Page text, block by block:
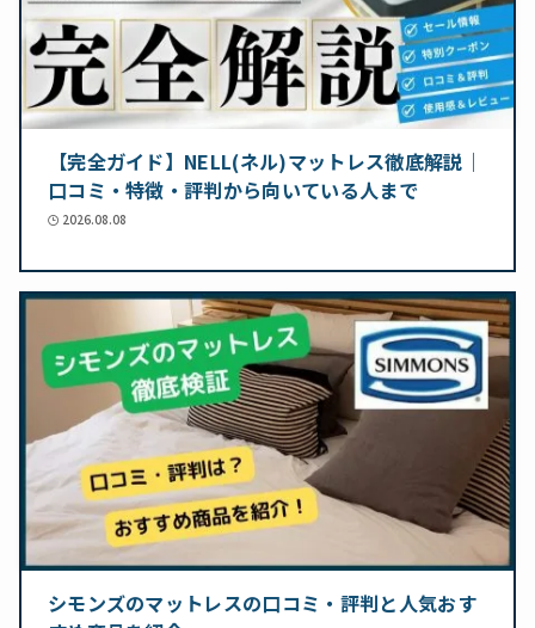
【完全ガイド】NELL(ネル)マットレス徹底解説｜
口コミ・特徴・評判から向いている人まで
2026.08.08
シモンズのマットレスの口コミ・評判と人気おす